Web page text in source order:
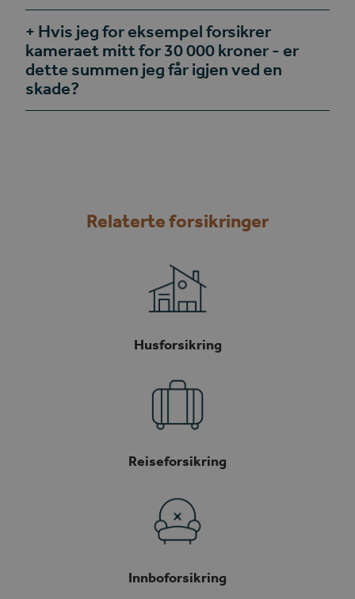
Hvis jeg for eksempel forsikrer
kameraet mitt for 30 000 kroner - er
dette summen jeg får igjen ved en
skade?
Relaterte forsikringer
Husforsikring
Reiseforsikring
Innboforsikring